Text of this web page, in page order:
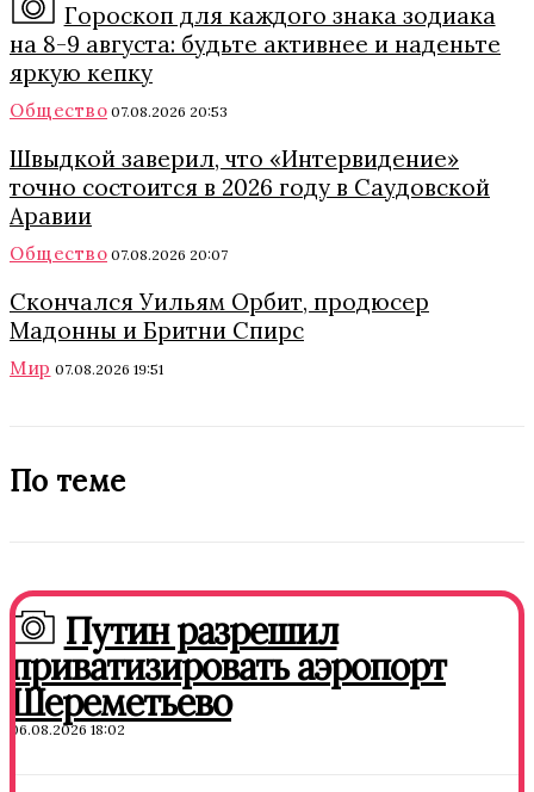
Гороскоп для каждого знака зодиака
на 8-9 августа: будьте активнее и наденьте
яркую кепку
Общество 07.08.2026 20:53
Швыдкой заверил, что «Интервидение»
точно состоится в 2026 году в Саудовской
Аравии
Общество 07.08.2026 20:07
Скончался Уильям Орбит, продюсер
Мадонны и Бритни Спирс
Мир 07.08.2026 19:51
По теме
Путин разрешил
приватизировать аэропорт
Шереметьево
06.08.2026 18:02